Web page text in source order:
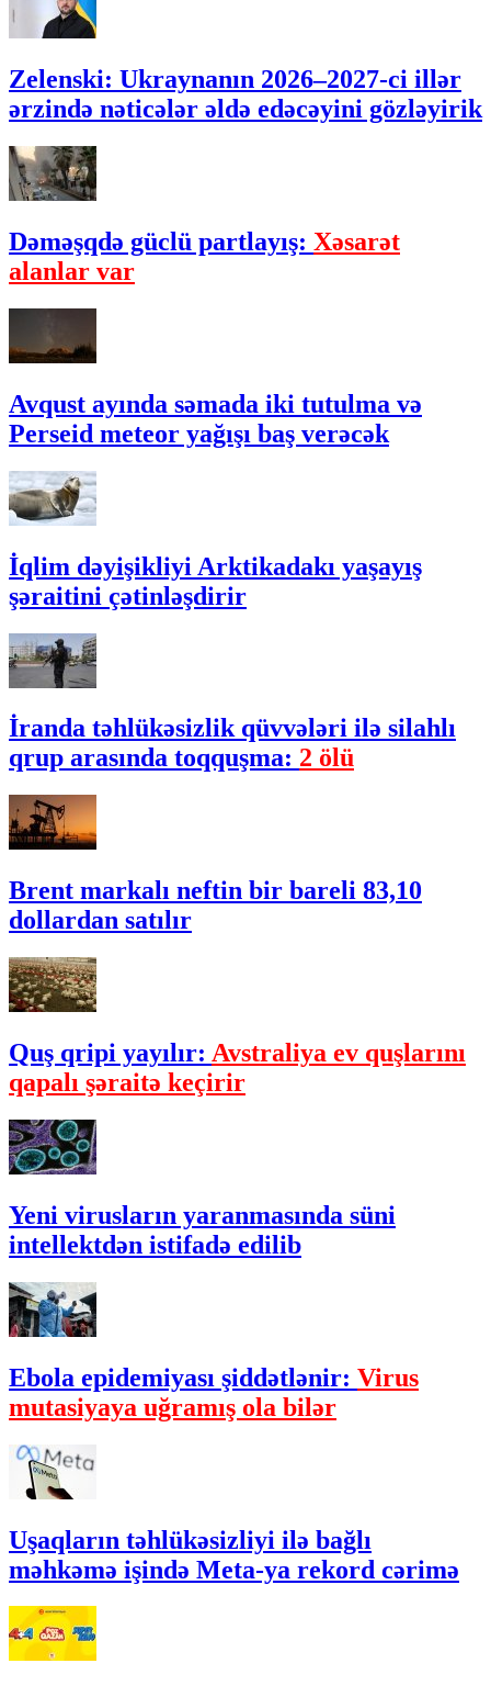
Zelenski: Ukraynanın 2026–2027-ci illər
ərzində nəticələr əldə edəcəyini gözləyirik
Dəməşqdə güclü partlayış: Xəsarət
alanlar var
Avqust ayında səmada iki tutulma və
Perseid meteor yağışı baş verəcək
İqlim dəyişikliyi Arktikadakı yaşayış
şəraitini çətinləşdirir
İranda təhlükəsizlik qüvvələri ilə silahlı
qrup arasında toqquşma: 2 ölü
Brent markalı neftin bir bareli 83,10
dollardan satılır
Quş qripi yayılır: Avstraliya ev quşlarını
qapalı şəraitə keçirir
Yeni virusların yaranmasında süni
intellektdən istifadə edilib
Ebola epidemiyası şiddətlənir: Virus
mutasiyaya uğramış ola bilər
Uşaqların təhlükəsizliyi ilə bağlı
məhkəmə işində Meta-ya rekord cərimə